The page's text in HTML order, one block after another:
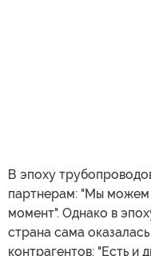
В эпоху
партнерам: "Мы можем
момент". Однако в
страна сама
контрагентов: "Есть и